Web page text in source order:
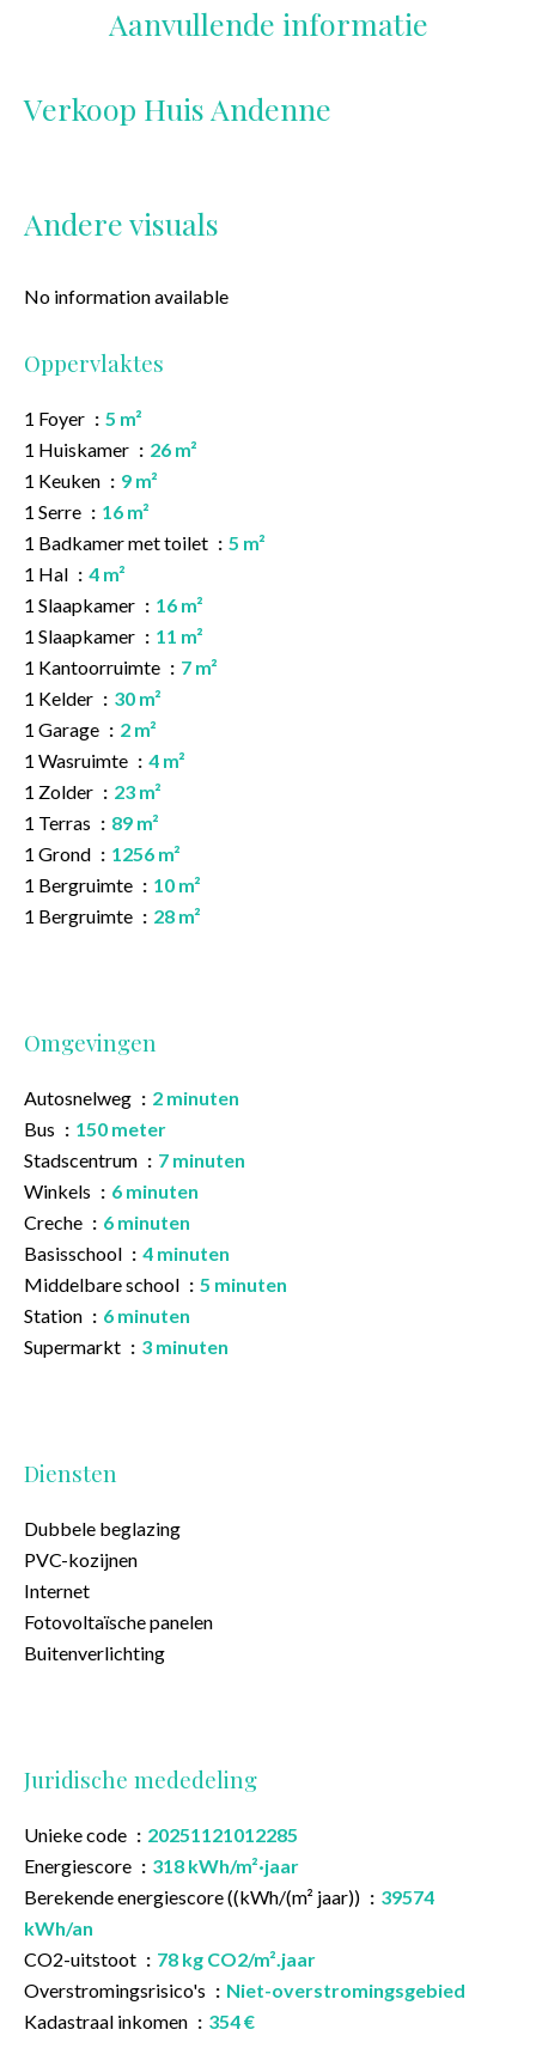
Aanvullende informatie
Verkoop Huis Andenne
Andere visuals
No information available
Oppervlaktes
1 Foyer
5 m²
1 Huiskamer
26 m²
1 Keuken
9 m²
1 Serre
16 m²
1 Badkamer met toilet
5 m²
1 Hal
4 m²
1 Slaapkamer
16 m²
1 Slaapkamer
11 m²
1 Kantoorruimte
7 m²
1 Kelder
30 m²
1 Garage
2 m²
1 Wasruimte
4 m²
1 Zolder
23 m²
1 Terras
89 m²
1 Grond
1256 m²
1 Bergruimte
10 m²
1 Bergruimte
28 m²
Omgevingen
Autosnelweg
2 minuten
Bus
150 meter
Stadscentrum
7 minuten
Winkels
6 minuten
Creche
6 minuten
Basisschool
4 minuten
Middelbare school
5 minuten
Station
6 minuten
Supermarkt
3 minuten
Diensten
Dubbele beglazing
PVC-kozijnen
Internet
Fotovoltaïsche panelen
Buitenverlichting
Juridische mededeling
Unieke code
20251121012285
Energiescore
318 kWh/m²·jaar
Berekende energiescore ((kWh/(m² jaar))
39574
kWh/an
CO2-uitstoot
78 kg CO2/m².jaar
Overstromingsrisico's
Niet-overstromingsgebied
Kadastraal inkomen
354 €